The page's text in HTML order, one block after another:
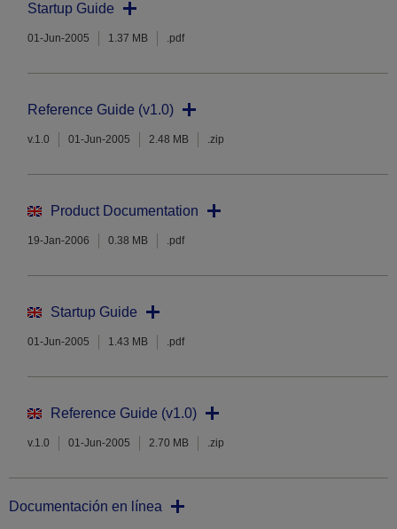
Startup Guide
01-Jun-2005 1.37 MB .pdf
Reference Guide (v1.0)
v.1.0 01-Jun-2005 2.48 MB .zip
Product Documentation
19-Jan-2006 0.38 MB .pdf
Startup Guide
01-Jun-2005 1.43 MB .pdf
Reference Guide (v1.0)
v.1.0 01-Jun-2005 2.70 MB .zip
Documentación en línea